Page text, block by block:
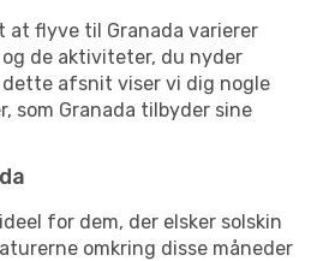
at flyve til Granada varierer
de aktiviteter, du nyder
dette afsnit viser vi dig nogle
som Granada tilbyder sine
for dem, der elsker solskin
omkring disse måneder